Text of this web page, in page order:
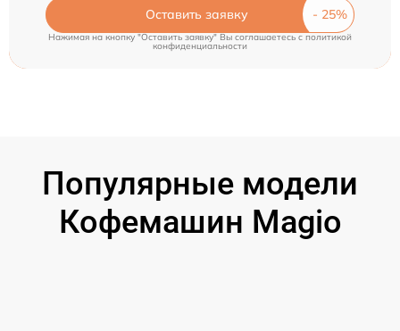
Оставить заявку
Нажимая на кнопку "Оставить заявку" Вы соглашаетесь cполитикой
конфиденциальности
Популярные модели
Кофемашин Magio